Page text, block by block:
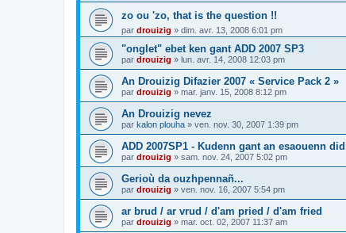
zo ou 'zo, that is the question !!
par drouizig » dim. avr. 13, 2008 6:01 pm
"onglet" ebet ken gant ADD 2007 SP3
par drouizig » lun. avr. 14, 2008 12:03 pm
An Drouizig Difazier 2007 « Service Pack 2 »
par drouizig » mar. janv. 15, 2008 8:12 pm
An Drouizig nevez
par kalon plouha » ven. nov. 30, 2007 1:39 pm
ADD 2007SP1 - Kudenn gant an esaouenn
par drouizig » sam. nov. 24, 2007 5:02 pm
Gerioù da ouzhpennañ...
par drouizig » ven. nov. 16, 2007 5:54 pm
ar brud / ar vrud / d'am pried / d'am fried
par drouizig » mar. oct. 02, 2007 11:37 am